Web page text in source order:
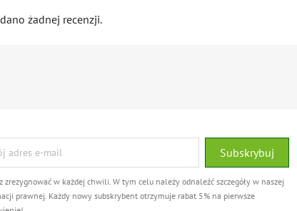
żadnej recenzji.
zrezygnować w każdej chwili. W tym celu należy odnaleźć szczegóły w naszej
prawnej. Każdy nowy subskrybent otrzymuje rabat 5% na pierwsze